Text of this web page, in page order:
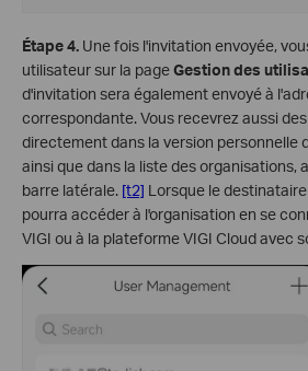
Étape 4. Une fois l'invitation envoyée,
utilisateur sur la pageGestion des
d'invitation sera également envoyé à
correspondante. Vous recevrez aussi
directement dans la version personnelle
ainsi que dans la liste des organisations,
barre latérale. [t2] Lorsque le
pourra accéder à l'organisation en se
VIGI ou à la plateforme VIGI Cloud avec